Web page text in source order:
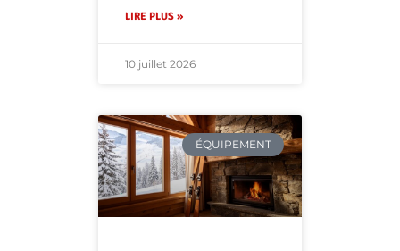
LIRE PLUS »
10 juillet 2026
ÉQUIPEMENT